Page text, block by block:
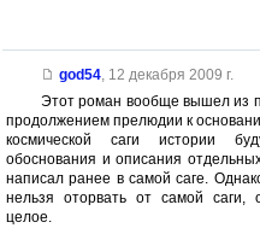
god54, 12 декабря 2009 г.
Этот роман вообще вышел из
продолжением прелюдии к
космической саги истории
обоснования и описания
написал ранее в самой саге.
нельзя оторвать от самой саги,
целое.